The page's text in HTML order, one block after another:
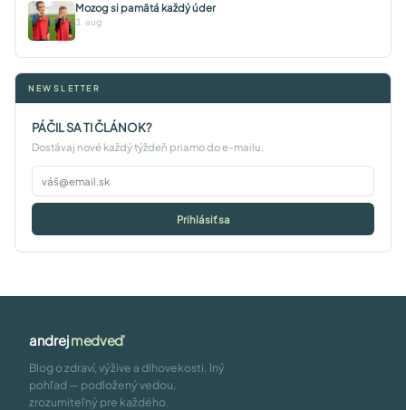
Mozog si pamätá každý úder
3. aug
NEWSLETTER
PÁČIL SA TI ČLÁNOK?
Dostávaj nové každý týždeň priamo do e-mailu.
Prihlásiť sa
andrejmedveď
Blog o zdraví, výžive a dlhovekosti. Iný
pohľad — podložený vedou,
zrozumiteľný pre každého.